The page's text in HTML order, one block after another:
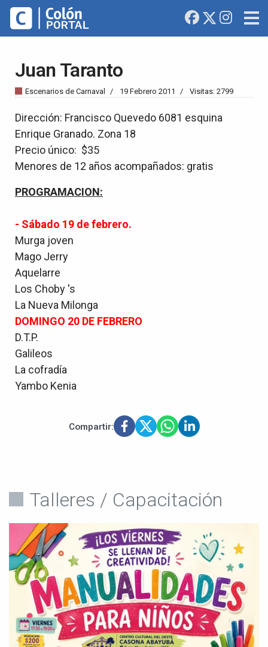
Juan Taranto
Escenarios de Carnaval 19 Febrero 2011 Visitas: 2799
Dirección: Francisco Quevedo 6081 esquina
Enrique Granado. Zona 18
Precio único: $35
Menores de 12 años acompañados: gratis
PROGRAMACION:
- Sábado 19 de febrero.
Murga joven
Mago Jerry
Aquelarre
Los Choby 's
La Nueva Milonga
DOMINGO 20 DE FEBRERO
D.T.P.
Galileos
La cofradía
Yambo Kenia
Compartir:
Talleres / Capacitación